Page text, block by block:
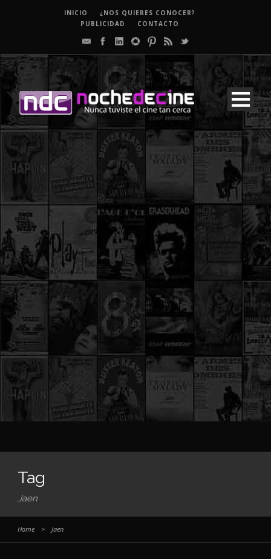
INICIO
¿NOS QUIERES CONOCER?
PUBLICIDAD
CONTACTO
Tag
Jaen
Home > Jaen